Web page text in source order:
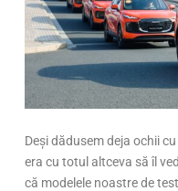
Deși dădusem deja ochii
era cu totul altceva să îl
că modelele noastre de